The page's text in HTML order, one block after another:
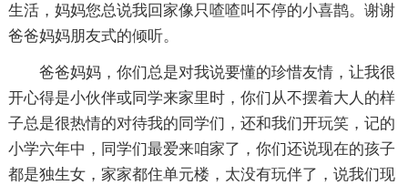
生活，妈妈您总说我回家像只喳喳叫不停的小喜鹊。谢谢
爸爸妈妈朋友式的倾听。
爸爸妈妈，你们总是对我说要懂的珍惜友情，让我很
开心得是小伙伴或同学来家里时，你们从不摆着大人的样
子总是很热情的对待我的同学们，还和我们开玩笑，记的
小学六年中，同学们最爱来咱家了，你们还说现在的孩子
都是独生女，家家都住单元楼，太没有玩伴了，说我们现